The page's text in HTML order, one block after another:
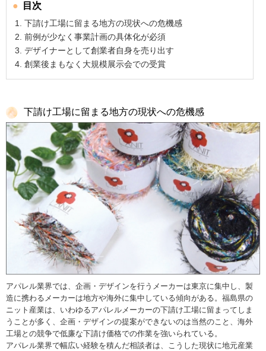
目次
下請け工場に留まる地方の現状への危機感
前例が少なく事業計画の具体化が必須
デザイナーとして創業者自身を売り出す
創業後まもなく大規模展示会での受賞
下請け工場に留まる地方の現状への危機感
アパレル業界では、企画・デザインを行うメーカーは東京に集中し、製
造に携わるメーカーは地方や海外に集中している傾向がある。福島県の
ニット産業は、いわゆるアパレルメーカーの下請け工場に留まってしま
うことが多く、企画・デザインの提案ができないのは当然のこと、海外
工場との競争で低廉な下請け価格での作業を強いられている。
アパレル業界で幅広い経験を積んだ相談者は、こうした現状に地元産業